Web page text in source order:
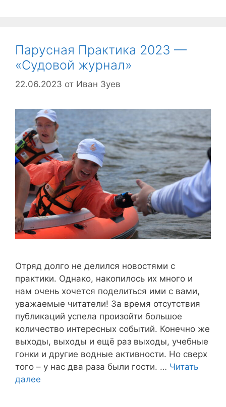
Парусная Практика 2023 —
«Судовой журнал»
22.06.2023 от Иван Зуев
Отряд долго не делился новостями с
практики. Однако, накопилось их много и
нам очень хочется поделиться ими с вами,
уважаемые читатели! За время отсутствия
публикаций успела произойти большое
количество интересных событий. Конечно же
выходы, выходы и ещё раз выходы, учебные
гонки и другие водные активности. Но сверх
того – у нас два раза были гости. … Читать
далее